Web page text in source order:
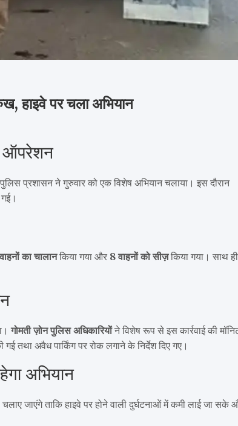
हाइवे पर चला अभियान
ऑपरेशन
प्रशासन ने गुरुवार को एक विशेष अभियान चलाया। इस दौरान
का चालानकिया गया और 8 वाहनों को सीज़किया गया। साथ
गोमती ज़ोन पुलिस अधिकारियोंने विशेष रूप से इस कार्रवाई की
तथा अवैध पार्किंग पर रोक लगाने के निर्देश दिए गए।
अभियान
जाएंगे ताकि हाइवे पर होने वाली दुर्घटनाओं में कमी लाई जा सके